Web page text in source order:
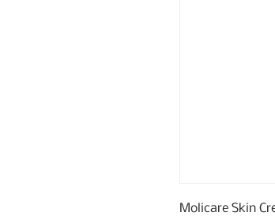
Molicare Skin